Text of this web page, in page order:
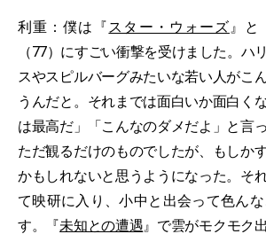
利重：僕は『スター・ウォーズ』と
（77）にすごい衝撃を受けました。ハ
スやスピルバーグみたいな若い人がこ
うんだと。それまでは面白いか面白く
は最高だ」「こんなのダメだよ」と言
ただ観るだけのものでしたが、もしか
かもしれないと思うようになった。そ
て映研に入り、小中と出会って色ん
す。『未知との遭遇』で雲がモクモク